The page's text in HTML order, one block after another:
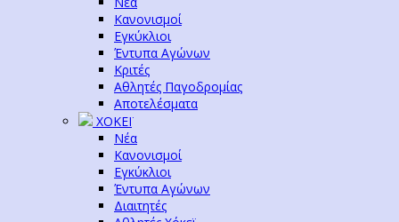
Κανονισμοί
Εγκύκλιοι
Έντυπα Αγώνων
Κριτές
Αθλητές Παγοδρομίας
Αποτελέσματα
ΧΟΚΕΪ
Νέα
Κανονισμοί
Εγκύκλιοι
Έντυπα Αγώνων
Διαιτητές